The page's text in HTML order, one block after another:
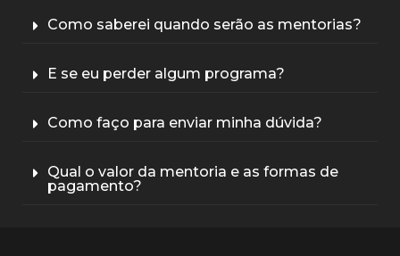
Como saberei quando serão as mentorias?
E se eu perder algum programa?
Como faço para enviar minha dúvida?
Qual o valor da mentoria e as formas de
pagamento?